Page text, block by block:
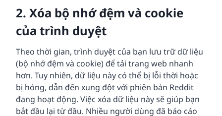
2. Xóa bộ nhớ đệm và cookie
của trình duyệt
Theo thời gian, trình duyệt của bạn lưu trữ dữ liệu
(bộ nhớ đệm và cookie) để tải trang web nhanh
hơn. Tuy nhiên, dữ liệu này có thể bị lỗi thời hoặc
bị hỏng, dẫn đến xung đột với phiên bản Reddit
đang hoạt động. Việc xóa dữ liệu này sẽ giúp bạn
bắt đầu lại từ đầu. Nhiều người dùng đã báo cáo